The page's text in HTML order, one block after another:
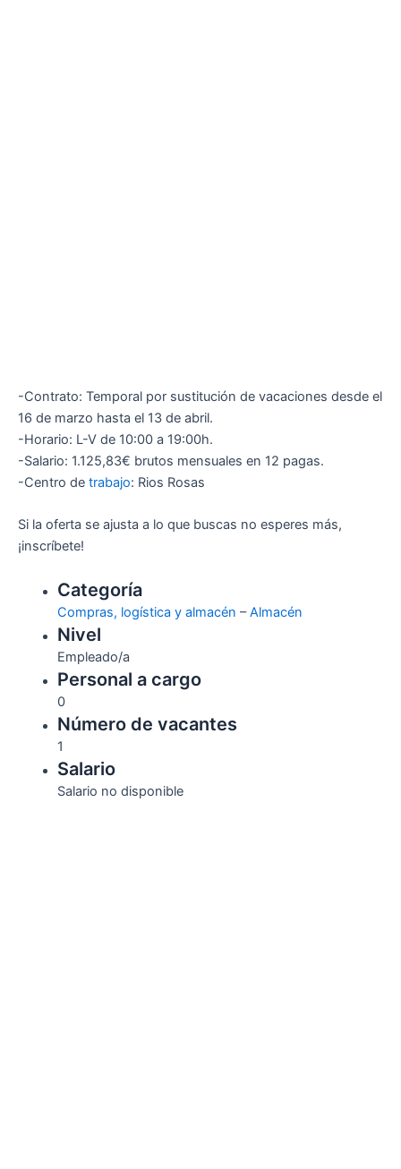
-Contrato: Temporal por sustitución de vacaciones desde el
16 de marzo hasta el 13 de abril.
-Horario: L-V de 10:00 a 19:00h.
-Salario: 1.125,83€ brutos mensuales en 12 pagas.
-Centro de trabajo: Rios Rosas
Si la oferta se ajusta a lo que buscas no esperes más,
¡inscríbete!
Categoría
Compras, logística y almacén –Almacén
Nivel
Empleado/a
Personal a cargo
0
Número de vacantes
1
Salario
Salario no disponible